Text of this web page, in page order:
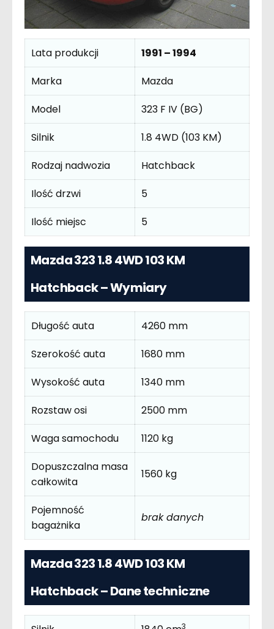
Lata produkcji
1991 – 1994
Marka
Mazda
Model
323 F IV (BG)
Silnik
1.8 4WD (103 KM)
Rodzaj nadwozia
Hatchback
Ilość drzwi
5
Ilość miejsc
5
Mazda 323 1.8 4WD 103 KM
Hatchback – Wymiary
Długość auta
4260 mm
Szerokość auta
1680 mm
Wysokość auta
1340 mm
Rozstaw osi
2500 mm
Waga samochodu
1120 kg
Dopuszczalna masa
całkowita
1560 kg
Pojemność
bagażnika
brak danych
Mazda 323 1.8 4WD 103 KM
Hatchback – Dane techniczne
3